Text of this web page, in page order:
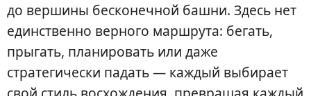
до вершины бесконечной башни. Здесь нет
единственно верного маршрута: бегать,
прыгать, планировать или даже
стратегически падать — каждый выбирает